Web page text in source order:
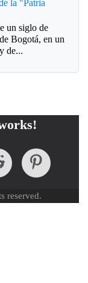
la "Patria
un siglo de
Bogotá, en un
de...
reserved.